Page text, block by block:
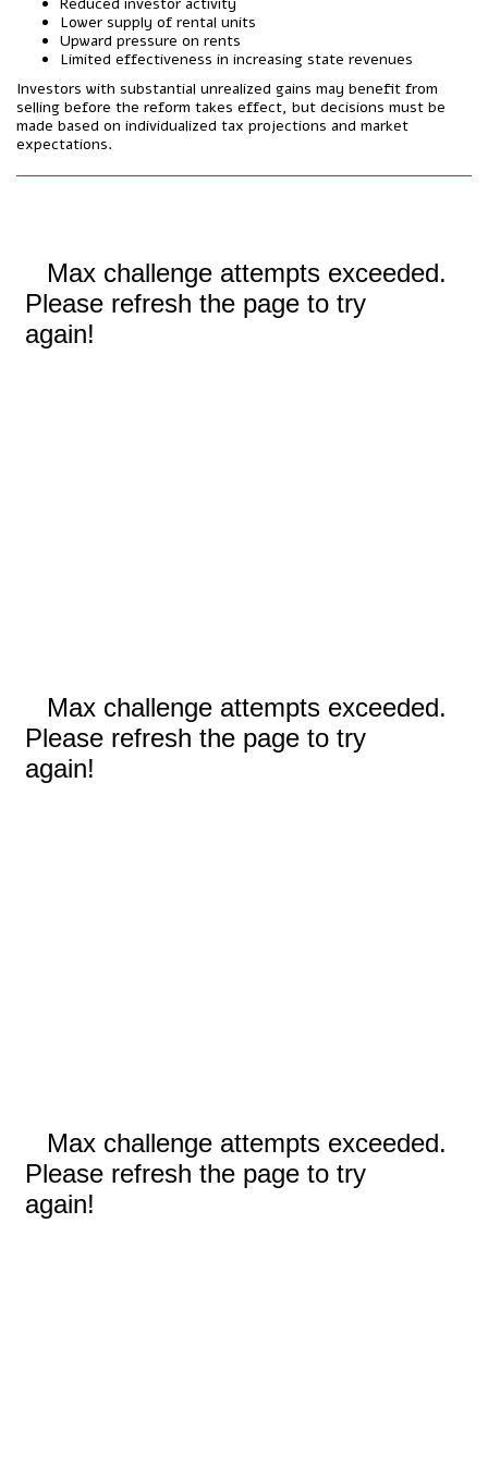
Lower supply of rental units
Upward pressure on rents
Limited effectiveness in increasing state revenues
Investors with substantial unrealized gains may benefit from
selling before the reform takes effect, but decisions must be
made based on individualized tax projections and market
expectations.